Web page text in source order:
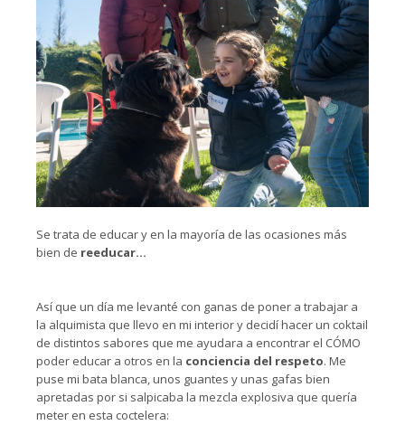
Se trata de educar y en la mayoría de las ocasiones más
bien de reeducar…
Así que un día me levanté con ganas de poner a trabajar a
la alquimista que llevo en mi interior y decidí hacer un coktail
de distintos sabores que me ayudara a encontrar el CÓMO
poder educar a otros en la conciencia del respeto. Me
puse mi bata blanca, unos guantes y unas gafas bien
apretadas por si salpicaba la mezcla explosiva que quería
meter en esta coctelera: